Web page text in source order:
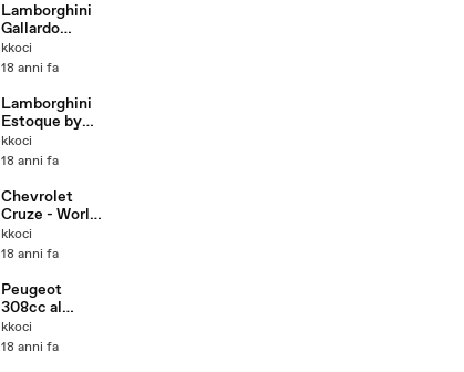
Lamborghini
Gallardo
Spyder -
Bologna
08
kkoci
18 anni fa
Lamborghini
Estoque by
Stefan
Winckelmann
2008
kkoci
18 anni fa
Chevrolet
Cruze - World
GT al Bologna
Motorshow20
kkoci
18 anni fa
Peugeot
308cc al
Bologna
Motorshow
kkoci
18 anni fa